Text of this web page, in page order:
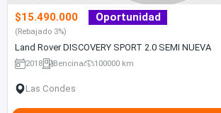
$15.490.000 Oportunidad
(Rebajado 3%)
Land Rover DISCOVERY SPORT 2.0 SEMI NUEVA
2018 Bencina 100000 km
Las Condes